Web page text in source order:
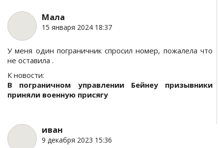
Мала
15 января 2024 18:37
У меня один пограничник спросил номер, пожалела что
не оставила .
К новости:
В пограничном управлении Бейнеу призывники
приняли военную присягу
иван
9 декабря 2023 15:36